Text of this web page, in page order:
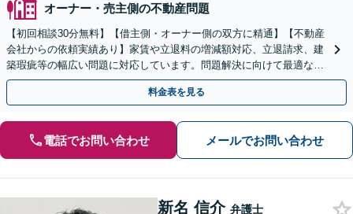
オーナー・売主側の不動産問題
【初回相談30分無料】【借主側・オーナー側の双方に精通】【不動産
会社からの依頼実績あり】家賃や立退料の増減額対応、立退請求、建
築瑕疵等の幅広い問題に対応しています。問題解決に向けて最適な手
段をご提案し、迅速かつ丁寧に対応いたします。
料金表を見る
電話でお問い合わせ メールでお問い合わせ
新名 信介 弁護士